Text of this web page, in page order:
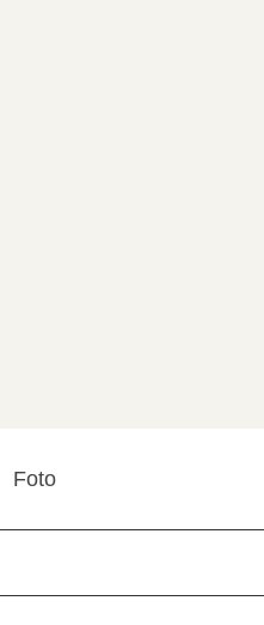
Foto